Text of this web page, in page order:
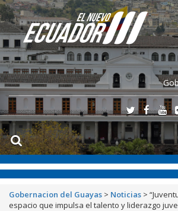
Gobernacion del Guayas > Noticias >
espacio que impulsa el talento y liderazgo